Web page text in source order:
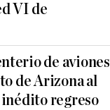
VI de
de aviones
de Arizona al
inédito regreso